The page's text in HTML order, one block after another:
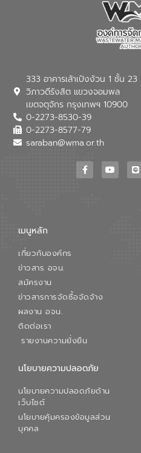
333 อาคารเล้าเป้งง้วน 1 ชั้น 23
วิภาวดีรังสิต แขวงจอมพล
เขตจตุจักร กรุงเทพฯ 10900
0-2273-8530-39
0-2273-8577-79
saraban@wma.or.th
เมนูหลัก
เกี่ยวกับองค์กร
ข่าวสาร อจน.
สมัครงาน
ข่าวสารการจัดซื้อจัดจ้าง
ผลงาน อจน.
ติดต่อเรา
รายงานความยั่งยืน
นโยบายความปลอดภัย
นโยบายความปลอดภัยด้าน
เว็บไซต์
นโยบายคุ้มครองข้อมูลส่วน
บุคคล